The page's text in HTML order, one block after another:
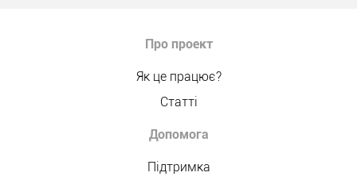
Про проект
Як це працює?
Статті
Допомога
Підтримка